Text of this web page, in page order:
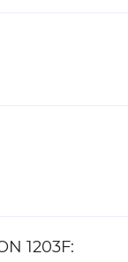
1203F: